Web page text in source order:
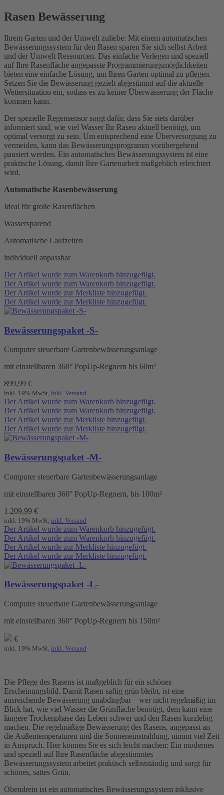
Rasen Bewässerung
Ihrem Garten und der Umwelt zuliebe: Mit einem automatischen
Bewässerungssystem für den Rasen sparen Sie sich selbst Arbeit
und der Umwelt Ressourcen. Das einfache Verlegen und speziell
auf Ihre Rasenfläche angepasste Programmierungsmöglichkeiten
bieten eine einfache Lösung, um Ihren Garten optimal zu pflegen.
Setzen Sie die Bewässerung gezielt abgestimmt auf die aktuelle
Wettersituation ein, sodass es zu keiner Überwässerung der Fläche
kommen kann.
Der spezielle Regensensor sorgt dafür, dass Sie stets darüber
informiert sind, wie viel Wasser Ihr Rasen aktuell benötigt, um
optimal versorgt zu sein. Um entsprechend eine Überversorgung zu
vermeiden, kann das Bewässerungsprogramm vorübergehend
pausiert werden. Ein automatisches Bewässerungssystem ist eine
praktische Lösung, damit Ihre Gartenarbeit maßgeblich erleichtert
wird.
Automatische Rasenbewässerung
Ideal für große Rasenflächen
Wassersparend
Automatische Laufzeiten
individuell anpassbar
Der Artikel wurde zum Warenkorb hinzugefügt.
Der Artikel wurde zum Warenkorb hinzugefügt.
Der Artikel wurde zur Merkliste hinzugefügt.
Der Artikel wurde zur Merkliste hinzugefügt.
Bewässerungspaket -S-
Computer steuerbare Gartenbewässerungsanlage
mit einstellbaren 360° PopUp-Regnern bis 60m²
899,99 €
inkl. 19% MwSt, inkl. Versand
Der Artikel wurde zum Warenkorb hinzugefügt.
Der Artikel wurde zum Warenkorb hinzugefügt.
Der Artikel wurde zur Merkliste hinzugefügt.
Der Artikel wurde zur Merkliste hinzugefügt.
Bewässerungspaket -M-
Computer steuerbare Gartenbewässerungsanlage
mit einstellbaren 360° PopUp-Regnern, bis 100m²
1.209,99 €
inkl. 19% MwSt, inkl. Versand
Der Artikel wurde zum Warenkorb hinzugefügt.
Der Artikel wurde zum Warenkorb hinzugefügt.
Der Artikel wurde zur Merkliste hinzugefügt.
Der Artikel wurde zur Merkliste hinzugefügt.
Bewässerungspaket -L-
Computer steuerbare Gartenbewässerungsanlage
mit einstellbaren 360° PopUp-Regnern bis 150m²
€
inkl. 19% MwSt, inkl. Versand
Die Pflege des Rasens ist maßgeblich für ein schönes
Erscheinungsbild. Damit Rasen saftig grün bleibt, ist eine
ausreichende Bewässerung unabdingbar – wer nicht regelmäßig im
Blick hat, wie viel Wasser die Grünfläche benötigt, dem kann eine
längere Trockenphase das Leben schwer und den Rasen kurzlebig
machen. Die regelmäßige Bewässerung des Rasens, angepasst an
die Außentemperaturen und die Sonneneinstrahlung, nimmt viel Zeit
in Anspruch. Hier können Sie es sich leicht machen: Ein modernes
und speziell auf Ihre Rasenfläche abgestimmtes
Bewässerungssystem arbeitet praktisch selbstständig und sorgt für
schönes, sattes Grün.
Obendrein ist ein automatisches Bewässerungssystem inklusive